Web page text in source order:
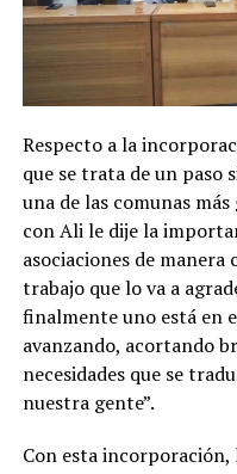
Respecto a la
que se trata de un paso
una de las comunas
con Ali le dije la
asociaciones de
trabajo que lo va a
finalmente uno está en
avanzando, acortando
necesidades que se
nuestra gente”.
Con esta